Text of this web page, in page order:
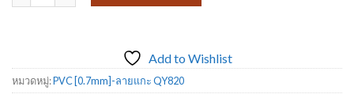
Add to Wishlist
หมวดหมู่:PVC [0.7mm]-ลายแกะ QY820